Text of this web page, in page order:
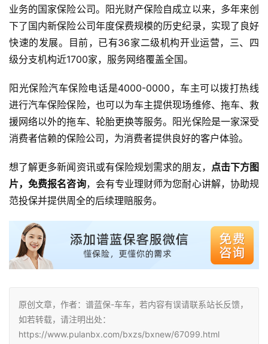
业务的国家保险公司。阳光财产保险自成立以来，多年来创
下了国内新保险公司年度保费规模的历史纪录，实现了良好
快速的发展。目前，已有36家二级机构开业运营，三、四
级分支机构近1700家，服务网络覆盖全国。
阳光保险汽车保险电话是4000-0000，车主可以拨打热线
进行汽车保险保险，也可以为车主提供现场维修、拖车、救
援网络以外的拖车、轮胎更换等服务。阳光保险是一家深受
消费者信赖的保险公司，为消费者提供良好的客户体验。
想了解更多新闻资讯或有保险规划需求的朋友， 点击下方图
片，免费报名咨询，会有专业理财师为您耐心讲解，协助规
范投保并提供周全的后续理赔服务。
原创文章，作者：谱蓝保-车车，若内容有误请联系站长反馈，
如若转载，请注明出处：
https://www.pulanbx.com/bxzs/bxnew/67099.html